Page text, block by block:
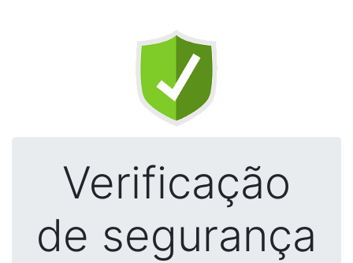
Verificação
de segurança